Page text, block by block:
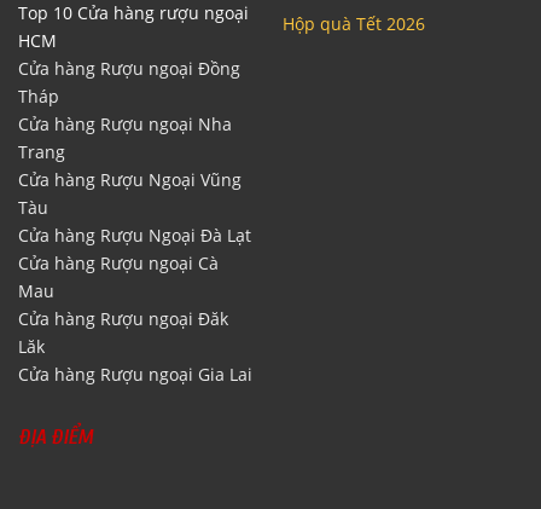
Top 10 Cửa hàng rượu ngoại
HCM
Cửa hàng Rượu ngoại Đồng
Tháp
Cửa hàng Rượu ngoại Nha
Trang
Cửa hàng Rượu Ngoại Vũng
Tàu
Cửa hàng Rượu Ngoại Đà Lạt
Cửa hàng Rượu ngoại Cà
Mau
Cửa hàng Rượu ngoại Đăk
Lăk
Cửa hàng Rượu ngoại Gia Lai
Hộp quà Tết 2026
ĐỊA ĐIỂM